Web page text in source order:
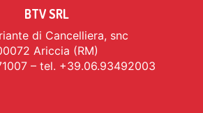
BTV SRL
di Cancelliera, snc
Ariccia (RM)
– tel. +39.06.93492003